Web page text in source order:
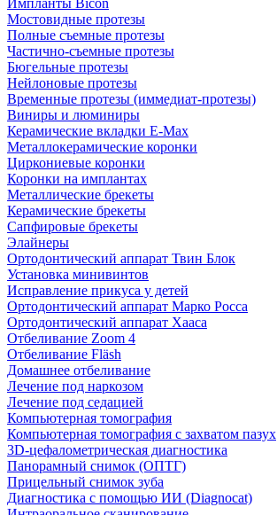
Импланты Bicon
Мостовидные протезы
Полные съемные протезы
Частично-съемные протезы
Бюгельные протезы
Нейлоновые протезы
Временные протезы (иммедиат-протезы)
Виниры и люминиры
Керамические вкладки E-Max
Металлокерамические коронки
Циркониевые коронки
Коронки на имплантах
Металлические брекеты
Керамические брекеты
Сапфировые брекеты
Элайнеры
Ортодонтический аппарат Твин Блок
Установка минивинтов
Исправление прикуса у детей
Ортодонтический аппарат Марко Росса
Ортодонтический аппарат Хааса
Отбеливание Zoom 4
Отбеливание Fläsh
Домашнее отбеливание
Лечение под наркозом
Лечение под седацией
Компьютерная томография
Компьютерная томография с захватом пазух
3D-цефалометрическая диагностика
Панорамный снимок (ОПТГ)
Прицельный снимок зуба
Диагностика с помощью ИИ (Diagnocat)